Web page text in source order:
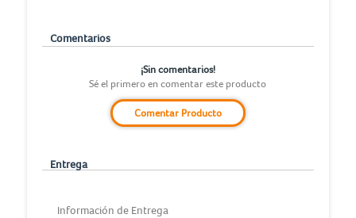
Comentarios
¡Sin comentarios!
Sé el primero en comentar este producto
Comentar Producto
Entrega
Información de Entrega